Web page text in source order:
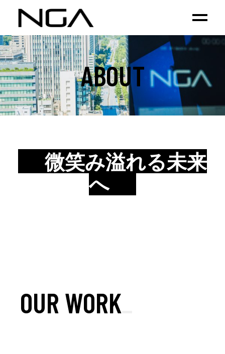
ABOUT
微笑み溢れる未来
へ
OUR WORK